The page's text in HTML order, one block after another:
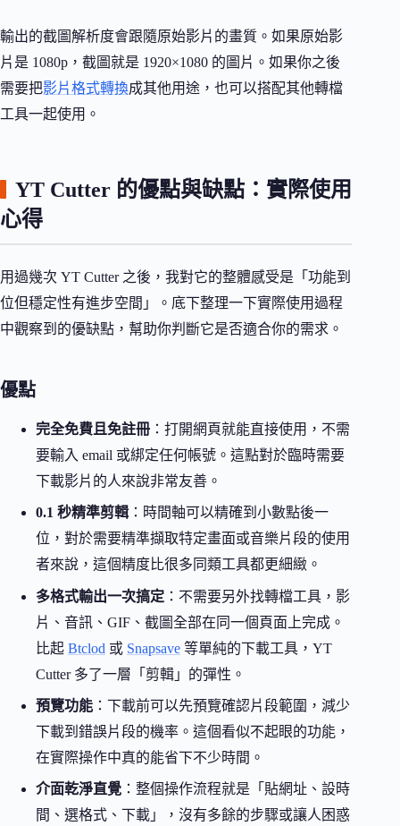
輸出的截圖解析度會跟隨原始影片的畫質。如果原始影
片是 1080p，截圖就是 1920×1080 的圖片。如果你之後
需要把影片格式轉換成其他用途，也可以搭配其他轉檔
工具一起使用。
YT Cutter 的優點與缺點：實際使用
心得
用過幾次 YT Cutter 之後，我對它的整體感受是「功能到
位但穩定性有進步空間」。底下整理一下實際使用過程
中觀察到的優缺點，幫助你判斷它是否適合你的需求。
優點
完全免費且免註冊 ：打開網頁就能直接使用，不需
要輸入 email 或綁定任何帳號。這點對於臨時需要
下載影片的人來說非常友善。
0.1 秒精準剪輯 ：時間軸可以精確到小數點後一
位，對於需要精準擷取特定畫面或音樂片段的使用
者來說，這個精度比很多同類工具都更細緻。
多格式輸出一次搞定 ：不需要另外找轉檔工具，影
片、音訊、GIF、截圖全部在同一個頁面上完成。
比起 Btclod 或 Snapsave 等單純的下載工具，YT
Cutter 多了一層「剪輯」的彈性。
預覽功能 ：下載前可以先預覽確認片段範圍，減少
下載到錯誤片段的機率。這個看似不起眼的功能，
在實際操作中真的能省下不少時間。
介面乾淨直覺 ：整個操作流程就是「貼網址、設時
間、選格式、下載」，沒有多餘的步驟或讓人困惑